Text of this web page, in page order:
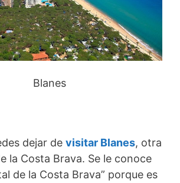
Blanes
dejar de visitar Blanes, otra
la Costa Brava. Se le conoce
de la Costa Brava” porque es